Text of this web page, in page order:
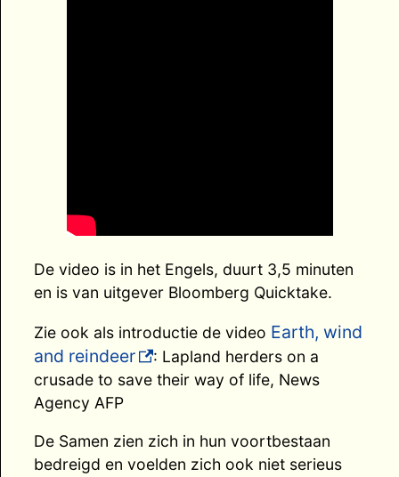
De video is in het Engels, duurt 3,5 minuten
en is van uitgever Bloomberg Quicktake.
Zie ook als introductie de video Earth, wind
and reindeer
: Lapland herders on a
crusade to save their way of life, News
Agency AFP
De Samen zien zich in hun voortbestaan
bedreigd en voelden zich ook niet serieus